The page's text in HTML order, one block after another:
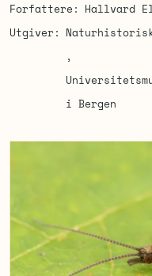
Forfattere Hallvard
Utgiver
i Bergen